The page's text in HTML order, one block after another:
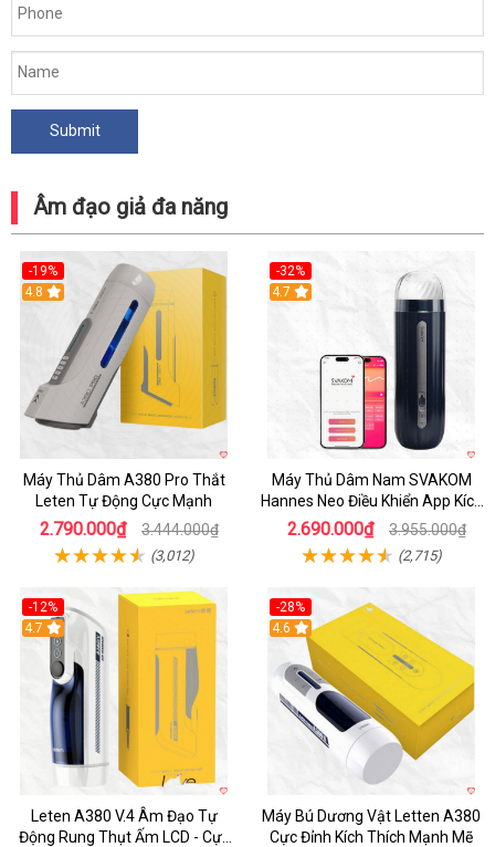
Âm đạo giả đa năng
-19%
Hot
4.8
Máy Thủ Dâm A380 Pro Thắt
Leten Tự Động Cực Mạnh
2.790.000₫ 3.444.000₫
(3,012)
-32%
Hot
4.7
Máy Thủ Dâm Nam SVAKOM
Hannes Neo Điều Khiển App Kích
Thích
2.690.000₫ 3.955.000₫
(2,715)
-12%
Hot
4.7
Leten A380 V.4 Âm Đạo Tự
Động Rung Thụt Ấm LCD - Cực
-28%
Hot
4.6
Máy Bú Dương Vật Letten A380
Cực Đỉnh Kích Thích Mạnh Mẽ